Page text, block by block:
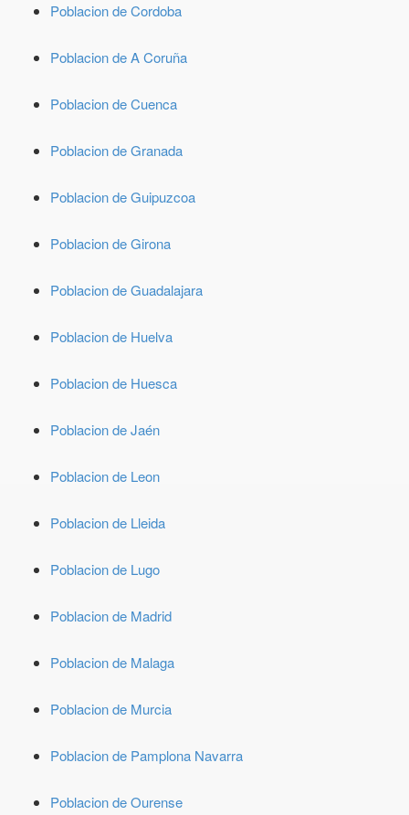
Poblacion de Cordoba
Poblacion de A Coruña
Poblacion de Cuenca
Poblacion de Granada
Poblacion de Guipuzcoa
Poblacion de Girona
Poblacion de Guadalajara
Poblacion de Huelva
Poblacion de Huesca
Poblacion de Jaén
Poblacion de Leon
Poblacion de Lleida
Poblacion de Lugo
Poblacion de Madrid
Poblacion de Malaga
Poblacion de Murcia
Poblacion de Pamplona Navarra
Poblacion de Ourense